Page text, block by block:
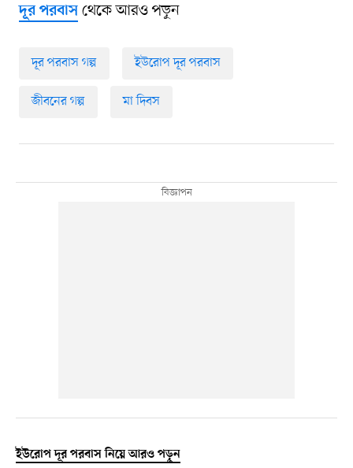
দূর পরবাসথেকে আরও পড়ুন
দূর পরবাস গল্প ইউরোপ দূর পরবাস
জীবনের গল্প মা দিবস
ইউরোপ দূর পরবাস নিয়ে আরও পড়ুন